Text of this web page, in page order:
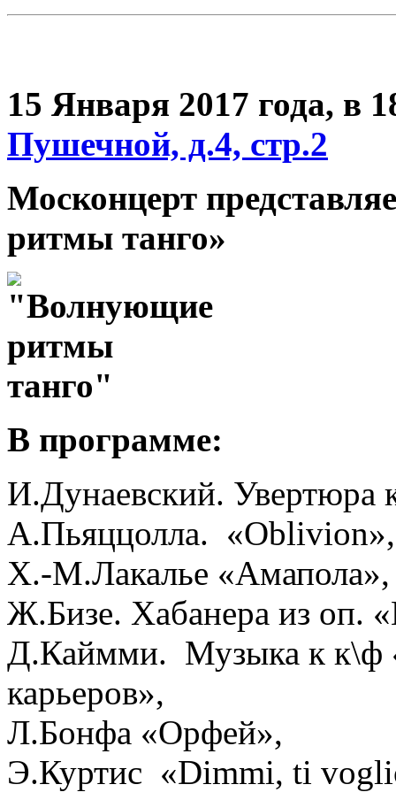
15 Января 2017 года, в
Пушечной, д.4, стр.2
Москонцерт
ритмы танго»
В программе:
И.Дунаевский. Увертюра
А.Пьяццолла. «Oblivion»,
Х.-М.Лакалье «Амапола»,
Ж.Бизе. Хабанера из оп.
Д.Каймми. Музыка к к\ф
карьеров»,
Л.Бонфа «Орфей»,
Э.Куртис «Dimmi, ti